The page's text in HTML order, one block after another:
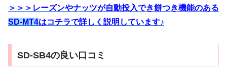
＞＞＞レーズンやナッツが自動投入でき餅つき機能のある
SD-MT4はコチラで詳しく説明しています♪
SD-SB4の良い口コミ